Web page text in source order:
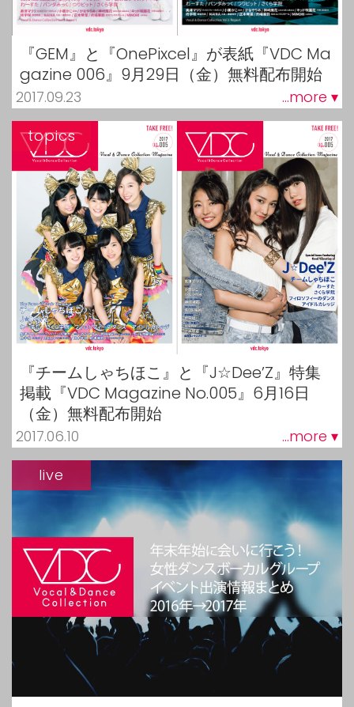
『GEM』と『OnePixcel』が表紙『VDC Ma
gazine 006』9月29日（金）無料配布開始
2017.09.23 ...more ▾
『チームしゃちほこ』と『J☆Dee’Z』特集
掲載『VDC Magazine No.005』6月16日
（金）無料配布開始
2017.06.10 ...more ▾
topics
live